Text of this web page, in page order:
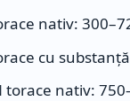
nativ:
cu
torace nativ: